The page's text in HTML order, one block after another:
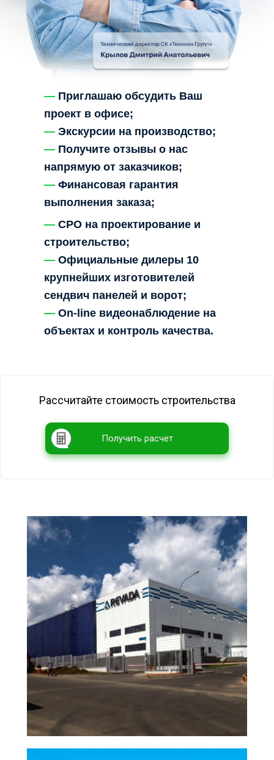
— Приглашаю обсудить Ваш
проект в офисе;
— Экскурсии на производство;
— Получите отзывы о нас
напрямую от заказчиков;
— Финансовая гарантия
выполнения заказа;
— СРО на проектирование и
строительство;
— Официальные дилеры 10
крупнейших изготовителей
сендвич панелей и ворот;
— On-line видеонаблюдение на
объектах и контроль качества.
Рассчитайте стоимость строительства
Получить расчет